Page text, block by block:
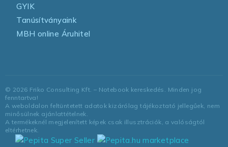
GYIK
Tanúsítványaink
MBH online Áruhitel
© 2026 Friko Consulting Kft. – Notebook kereskedés. Minden jog
fenntartva!
A weboldalon feltüntetett adatok kizárólag tájékoztató jellegűek, nem
minősülnek ajánlattételnek.
A termékeknél megjelenített képek csak illusztrációk, a valóságtól
eltérhetnek.
marketplace